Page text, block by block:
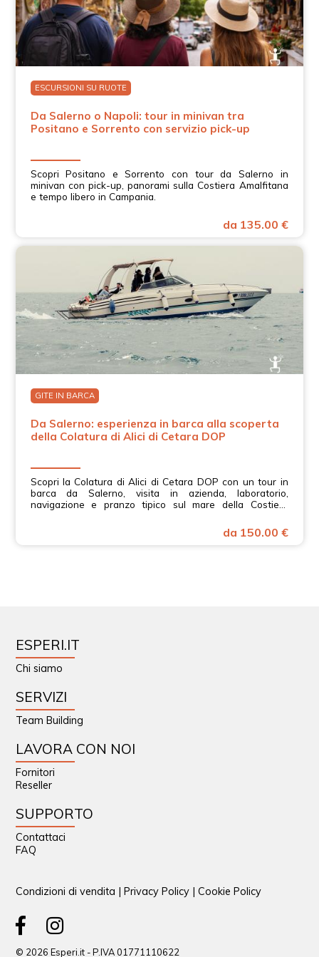
ESCURSIONI SU RUOTE
Da Salerno o Napoli: tour in minivan tra
Positano e Sorrento con servizio pick-up
Scopri Positano e Sorrento con tour da Salerno in
minivan con pick-up, panorami sulla Costiera Amalfitana
e tempo libero in Campania.
da 135.00 €
GITE IN BARCA
Da Salerno: esperienza in barca alla scoperta
della Colatura di Alici di Cetara DOP
Scopri la Colatura di Alici di Cetara DOP con un tour in
barca da Salerno, visita in azienda, laboratorio,
navigazione e pranzo tipico sul mare della Costiera
da 150.00 €
ESPERI.IT
Chi siamo
SERVIZI
Team Building
LAVORA CON NOI
Fornitori
Reseller
SUPPORTO
Contattaci
FAQ
Condizioni di vendita |Privacy Policy |Cookie Policy
© 2026 Esperi.it - P.IVA 01771110622